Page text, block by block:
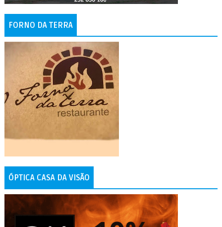
FORNO DA TERRA
ÓPTICA CASA DA VISÃO